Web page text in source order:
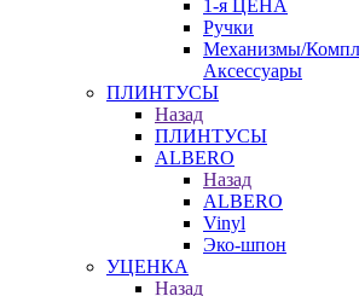
1-я ЦЕНА
Ручки
Механизмы/
Аксессуары
ПЛИНТУСЫ
Назад
ПЛИНТУСЫ
ALBERO
Назад
ALBERO
Vinyl
Эко-шпон
УЦЕНКА
Назад